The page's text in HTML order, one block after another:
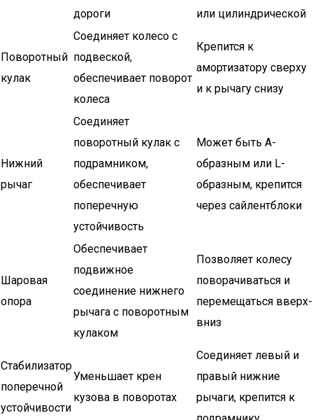
дороги
или цилиндрической
Поворотный
кулак
Соединяет колесо с
подвеской,
обеспечивает поворот
колеса
Крепится к
амортизатору сверху
и к рычагу снизу
Нижний
рычаг
Соединяет
поворотный кулак с
подрамником,
обеспечивает
поперечную
устойчивость
Может быть А-
образным или L-
образным, крепится
через сайлентблоки
Шаровая
опора
Обеспечивает
подвижное
соединение нижнего
рычага с поворотным
кулаком
Позволяет колесу
поворачиваться и
перемещаться вверх-
вниз
Стабилизатор
поперечной
устойчивости
Уменьшает крен
кузова в поворотах
Соединяет левый и
правый нижние
рычаги, крепится к